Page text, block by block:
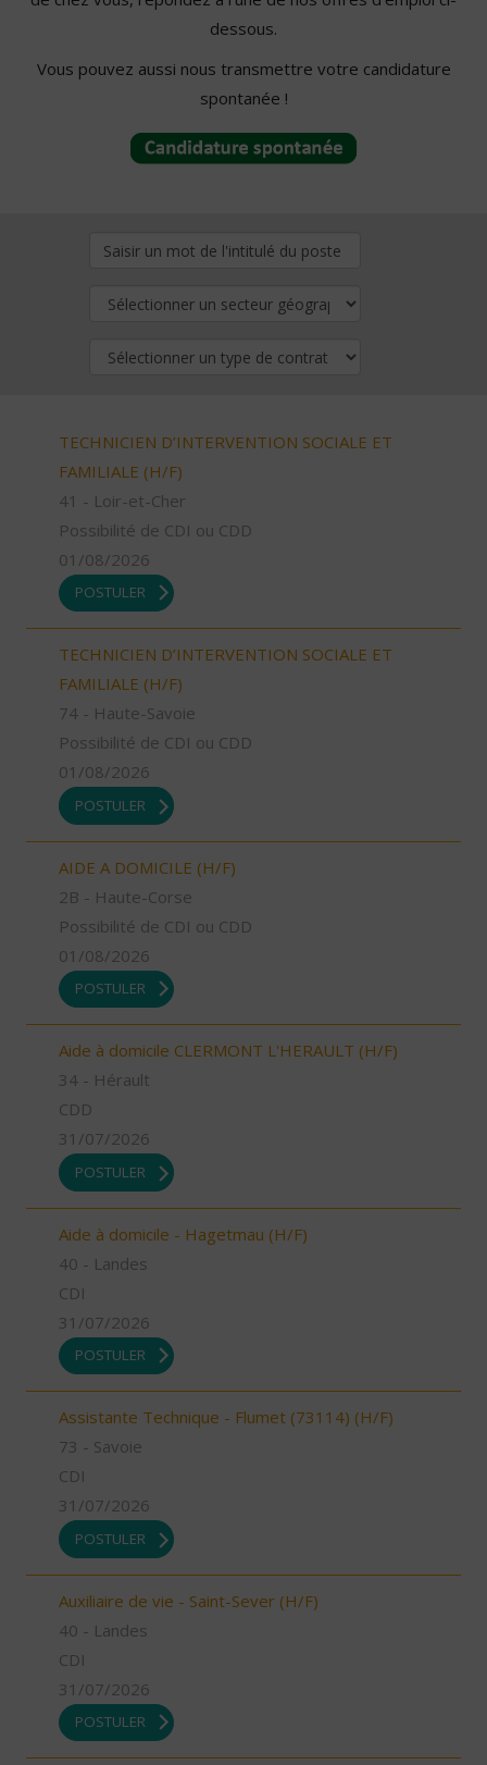
dessous.
Vous pouvez aussi nous transmettre votre candidature
spontanée !
TECHNICIEN D’INTERVENTION SOCIALE ET
FAMILIALE (H/F)
41 - Loir-et-Cher
Possibilité de CDI ou CDD
01/08/2026
POSTULER
TECHNICIEN D’INTERVENTION SOCIALE ET
FAMILIALE (H/F)
74 - Haute-Savoie
Possibilité de CDI ou CDD
01/08/2026
POSTULER
AIDE A DOMICILE (H/F)
2B - Haute-Corse
Possibilité de CDI ou CDD
01/08/2026
POSTULER
Aide à domicile CLERMONT L'HERAULT (H/F)
34 - Hérault
CDD
31/07/2026
POSTULER
Aide à domicile - Hagetmau (H/F)
40 - Landes
CDI
31/07/2026
POSTULER
Assistante Technique - Flumet (73114) (H/F)
73 - Savoie
CDI
31/07/2026
POSTULER
Auxiliaire de vie - Saint-Sever (H/F)
40 - Landes
CDI
31/07/2026
POSTULER